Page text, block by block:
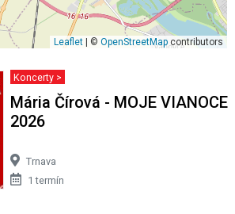
Leaflet | © OpenStreetMap contributors
Koncerty >
Mária Čírová - MOJE VIANOCE
2026
Trnava
1 termín